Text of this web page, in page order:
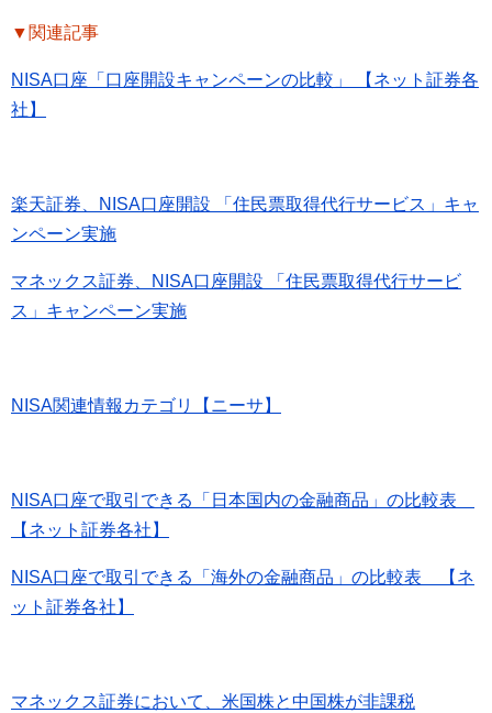
▼関連記事
NISA口座「口座開設キャンペーンの比較」 【ネット証券各
社】
楽天証券、NISA口座開設 「住民票取得代行サービス」キャ
ンペーン実施
マネックス証券、NISA口座開設 「住民票取得代行サービ
ス」キャンペーン実施
NISA関連情報カテゴリ【ニーサ】
NISA口座で取引できる「日本国内の金融商品」の比較表
【ネット証券各社】
NISA口座で取引できる「海外の金融商品」の比較表 【ネ
ット証券各社】
マネックス証券において、米国株と中国株が非課税